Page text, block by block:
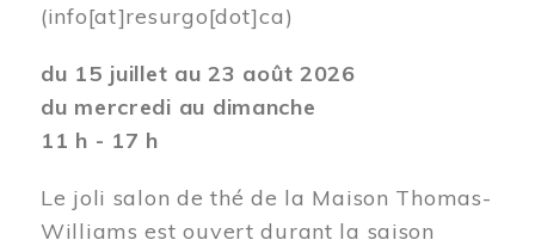
(info[at]resurgo[dot]ca)
du 15 juillet au 23 août 2026
du mercredi au dimanche
11 h - 17 h
Le joli salon de thé de la Maison Thomas-
Williams est ouvert durant la saison